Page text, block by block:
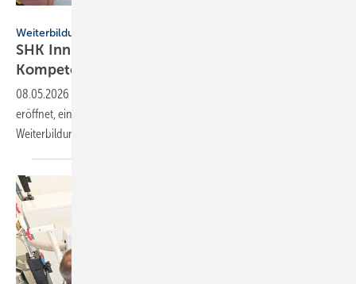
Weiterbildung
SHK Innung Karlsruhe er­öff­net
Kom­pe­tenz­zen­trum
08.05.2026
eröffnet, ein neues Schulungs- und Kompetenzzentrum für praxisnahe
Weiterbildung in der